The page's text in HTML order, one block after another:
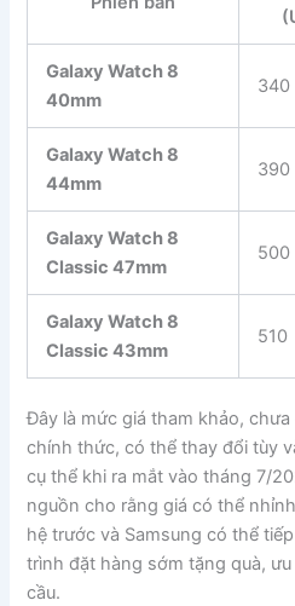
Galaxy Watch 8
40mm
340
Galaxy Watch 8
44mm
390
Galaxy Watch 8
Classic 47mm
500
Galaxy Watch 8
Classic 43mm
510
Đây là mức giá tham khảo,
chính thức, có thể thay đổi tùy
cụ thể khi ra mắt vào tháng 7/
nguồn cho rằng giá có thể
hệ trước và Samsung có thể
trình đặt hàng sớm tặng quà,
cầu.